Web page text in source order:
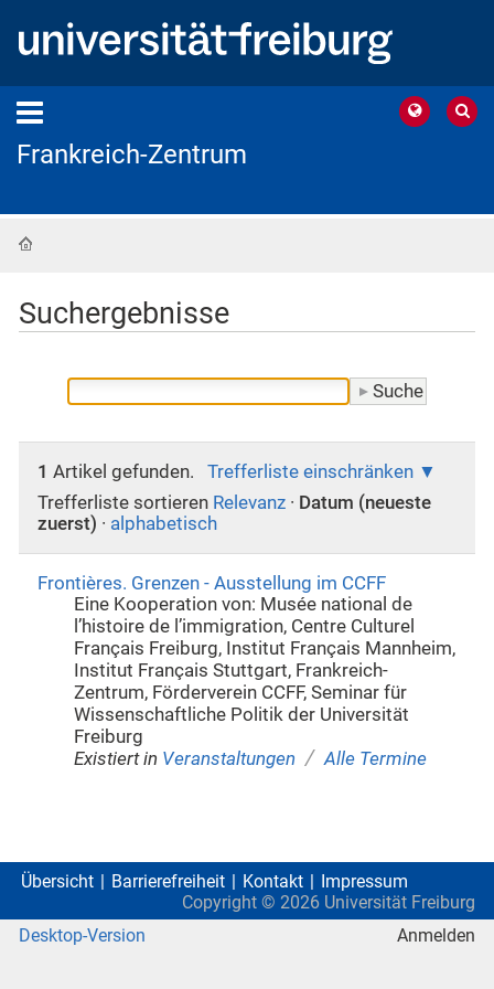
Frankreich-Zentrum
Suchergebnisse
1 Artikel gefunden.
Trefferliste einschränken
Trefferliste sortieren Relevanz · Datum (neueste
zuerst) · alphabetisch
Frontières. Grenzen - Ausstellung im CCFF
Eine Kooperation von: Musée national de
l’histoire de l’immigration, Centre Culturel
Français Freiburg, Institut Français Mannheim,
Institut Français Stuttgart, Frankreich-
Zentrum, Förderverein CCFF, Seminar für
Wissenschaftliche Politik der Universität
Freiburg
Existiert in Veranstaltungen / Alle Termine
Übersicht Barrierefreiheit Kontakt
Impressum
Copyright © 2026 Universität Freiburg
Desktop-Version
Anmelden